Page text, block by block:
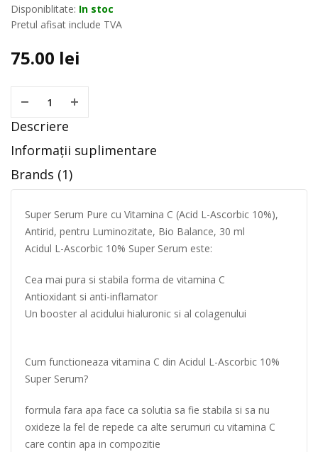
Disponiblitate: In stoc
Pretul afisat include TVA
75.00 lei
Descriere
Informații suplimentare
Brands (1)
Super Serum Pure cu Vitamina C (Acid L-Ascorbic 10%),
Antirid, pentru Luminozitate, Bio Balance, 30 ml
Acidul L-Ascorbic 10% Super Serum este:
Cea mai pura si stabila forma de vitamina C
Antioxidant si anti-inflamator
Un booster al acidului hialuronic si al colagenului
Cum functioneaza vitamina C din Acidul L-Ascorbic 10%
Super Serum?
formula fara apa face ca solutia sa fie stabila si sa nu
oxideze la fel de repede ca alte serumuri cu vitamina C
care contin apa in compozitie